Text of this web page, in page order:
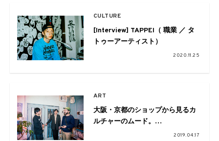
CULTURE
[Interview] TAPPEI（ 職業 ／ タ
トゥーアーティスト）
2020.11.25
ART
大阪・京都のショップから見るカ
ルチャーのムード。
2019.04.17